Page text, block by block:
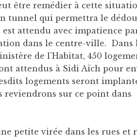
être remédier à cette
tunnel qui permettra le
attendu avec impatience
dans le centre-ville. Dans
de l’Habitat, 450
attendus à Sidi Aïch pour
logements seront
reviendrons sur ce point dans
petite virée dans les rues et